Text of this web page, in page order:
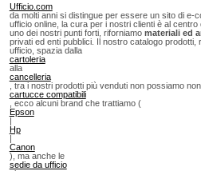
Ufficio.com
da molti anni si distingue per essere un sito di e-
ufficio online, la cura per i nostri clienti è al
uno dei nostri punti forti, riforniamo materiali ed
privati ed enti pubblici. Il nostro catalogo
ufficio, spazia dalla
cartoleria
alla
cancelleria
, tra i nostri prodotti più venduti non possiamo
cartucce compatibili
, ecco alcuni brand che trattiamo (
Epson
|
Hp
|
Canon
), ma anche le
sedie da ufficio